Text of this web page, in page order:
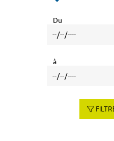
Du
à